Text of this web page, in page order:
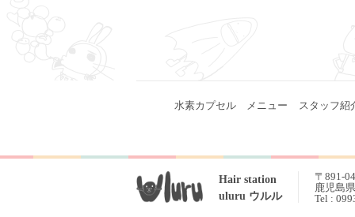
水素カプセル メニュー スタッフ紹
Hair station
uluru ウルル
〒891-
鹿児島
Tel :